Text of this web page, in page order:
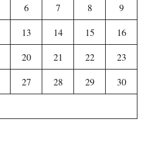
6 7 8
9
13 14 15
16
20 21 22
23
27 28 29
30